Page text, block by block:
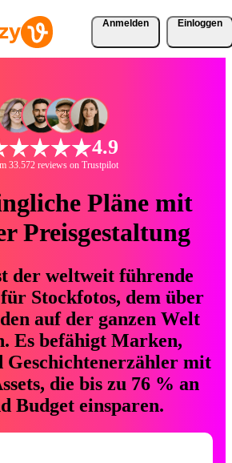
Anmelden Einloggen
4.9
33.572 reviews on Trustpilot
Pläne mit
Preisgestaltung
der weltweit führende
Stockfotos, dem über
auf der ganzen Welt
Es befähigt Marken,
Geschichtenerzähler mit
die bis zu 76 % an
Budget einsparen.